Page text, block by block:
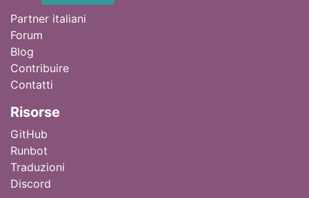
Partner italiani
Forum
Blog
Contribuire
Contatti
Risorse
GitHub
Runbot
Traduzioni
Discord